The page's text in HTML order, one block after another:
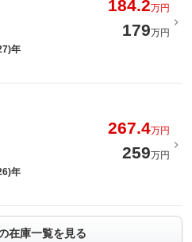
184.2万円
179万円
年
267.4万円
259万円
年
在庫一覧を見る